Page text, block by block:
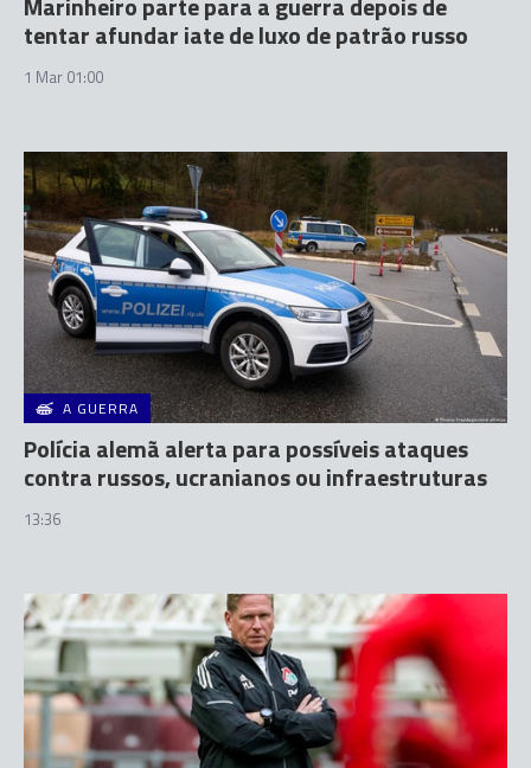
tentar afundar iate de luxo de patrão russo
1 Mar 01:00
A GUERRA
Polícia alemã alerta para possíveis ataques
contra russos, ucranianos ou infraestruturas
13:36